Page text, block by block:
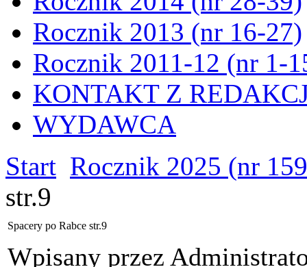
Rocznik 2013 (nr 16-27)
Rocznik 2011-12 (nr 1-
KONTAKT Z
WYDAWCA
Start Rocznik 2025 (nr
str.9
Spacery po Rabce str.9
Wpisany przez